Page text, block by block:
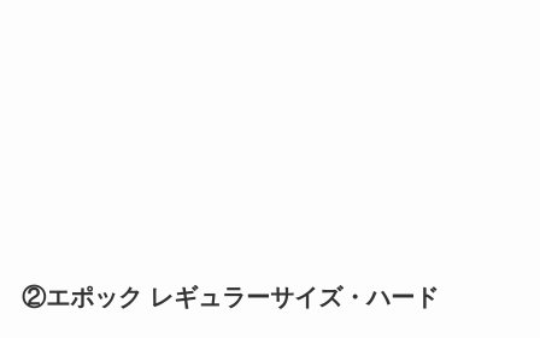
②エポック レギュラーサイズ・ハード